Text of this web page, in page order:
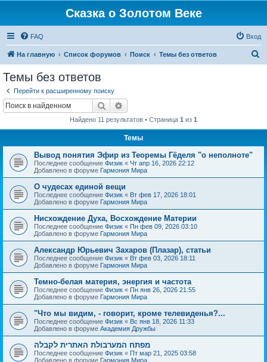
Сказка о Золотом Веке
FAQ Вход
На главную Список форумов Поиск Темы без ответов
Темы без ответов
Перейти к расширенному поиску
Поиск
Найдено 11 результатов • Страница 1 из 1
Темы
Вывод понятия Эфир из Теоремы Гёделя "о неполноте"
Последнее сообщение Физик « Чт апр 16, 2026 22:12
Добавлено в форуме Гармония Мира
О чудесах единой вещи
Последнее сообщение Физик « Вт фев 17, 2026 18:01
Добавлено в форуме Гармония Мира
Нисхождение Духа, Восхождение Материи
Последнее сообщение Физик « Пн фев 09, 2026 03:10
Добавлено в форуме Гармония Мира
Александр Юрьевич Захаров (Плазар), статьи
Последнее сообщение Физик « Вт фев 03, 2026 18:11
Добавлено в форуме Гармония Мира
Темно-белая материя, энергия и частота
Последнее сообщение Физик « Пн янв 26, 2026 21:55
Добавлено в форуме Гармония Мира
"Что мы видим, - говорит, кроме телевиденья?...
Последнее сообщение Физик « Вс янв 18, 2026 11:33
Добавлено в форуме Академия Дружбы
מפתח המערבולת האתרית לקבלה
Последнее сообщение Физик « Пт мар 21, 2025 03:58
Добавлено в форуме Гармония Мира